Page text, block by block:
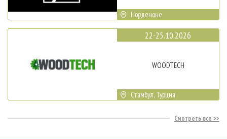
Порденоне
22-25.10.2026
WOODTECH
Стамбул, Турция
Смотреть все